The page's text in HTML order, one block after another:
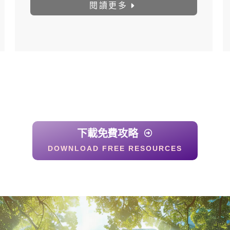
閱讀更多
下載免費攻略
DOWNLOAD FREE RESOURCES